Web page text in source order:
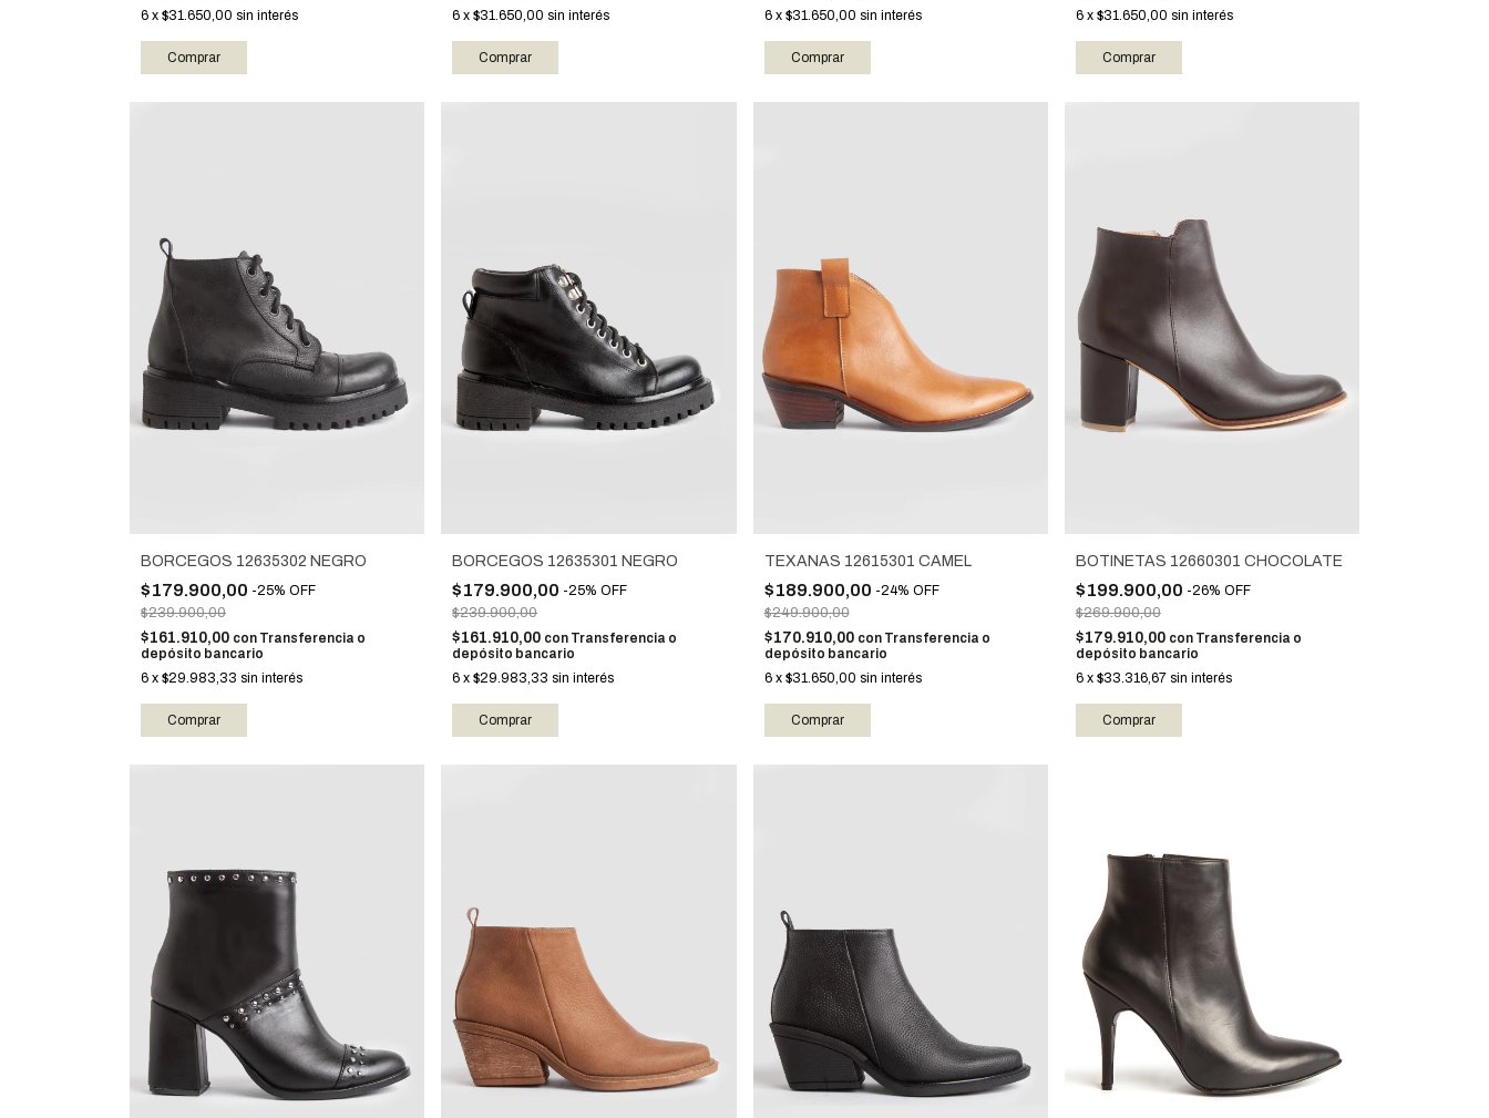
6 x $31.650,00 sin interés
Comprar
6 x$31.650,00 sin interés
Comprar
6 x $31.650,00 sin interés
Comprar
6 x $31.650,00 sin interés
Comprar
BORCEGOS 12635302 NEGRO
$179.900,00 -25% OFF
$239.900,00
$161.910,00 con Transferencia o
depósito bancario
6 x $29.983,33 sin interés
Comprar
BORCEGOS 12635301 NEGRO
$179.900,00 -25%OFF
$239.900,00
$161.910,00 con Transferencia o
depósito bancario
6 x$29.983,33 sin interés
Comprar
TEXANAS 12615301 CAMEL
$189.900,00 -24% OFF
$249.900,00
$170.910,00 con Transferencia o
depósito bancario
6 x $31.650,00 sin interés
Comprar
BOTINETAS 12660301 CHOCOLATE
$199.900,00 -26% OFF
$269.900,00
$179.910,00 con Transferencia o
depósito bancario
6 x $33.316,67 sin interés
Comprar